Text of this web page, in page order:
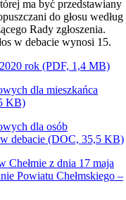
rok (PDF, 1,4 MB)
dla mieszkańca
KB)
dla osób
z dnia 17 maja
o stanie Powiatu